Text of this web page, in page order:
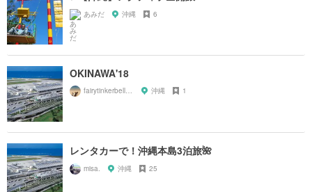
あみだ 沖縄 6
OKINAWA'18
fairytinkerbell0205 沖縄 1
レンタカーで！沖縄本島3泊旅🌺
misa. 沖縄 25